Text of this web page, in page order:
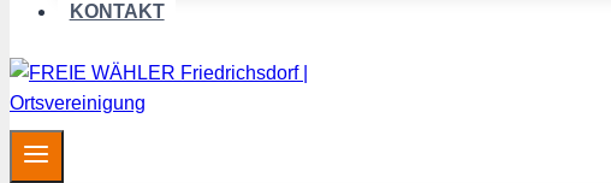
KONTAKT